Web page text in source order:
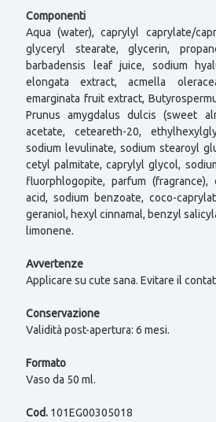
Componenti
Aqua (water), caprylyl caprylate/
glyceryl stearate, glycerin,
barbadensis leaf juice, sodium
elongata extract, acmella
emarginata fruit extract,
Prunus amygdalus dulcis (sweet
acetate, ceteareth-20,
sodium levulinate, sodium stearoyl
cetyl palmitate, caprylyl glycol,
fluorphlogopite, parfum
acid, sodium benzoate, coco-
geraniol, hexyl cinnamal, benzyl
limonene.
Avvertenze
Applicare su cute sana. Evitare il
Conservazione
Validità post-apertura: 6 mesi.
Formato
Vaso da 50 ml.
Cod.101EG00305018